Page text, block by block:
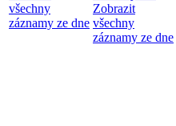
všechny
záznamy ze dne
Zobrazit
všechny
záznamy ze dne